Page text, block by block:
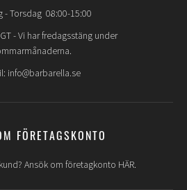
- Torsdag 08:00-15:00
- Vi har fredagsstäng under
info@barbarella.se
FÖRETAGSKONTO
Ansök om företagkonto HÄR.